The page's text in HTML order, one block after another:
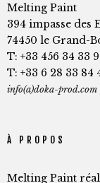
Melting Paint
394 impasse des
74450 le Grand-
T: +33 456 34 33
T: +33 6 28 33 84
info(a)doka-prod.com
À PROPOS
Melting Paint